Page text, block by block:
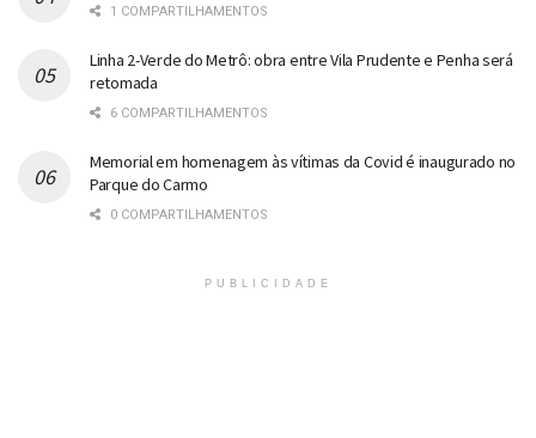
1 COMPARTILHAMENTOS
Linha 2-Verde do Metrô: obra entre Vila Prudente e Penha será
retomada
6 COMPARTILHAMENTOS
Memorial em homenagem às vítimas da Covid é inaugurado no
Parque do Carmo
0 COMPARTILHAMENTOS
PUBLICIDADE